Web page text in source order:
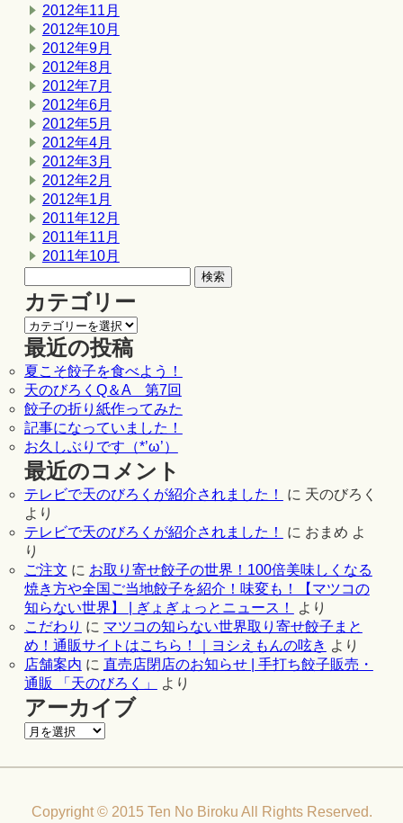
2012年11月
2012年10月
2012年9月
2012年8月
2012年7月
2012年6月
2012年5月
2012年4月
2012年3月
2012年2月
2012年1月
2011年12月
2011年11月
2011年10月
カテゴリー
最近の投稿
夏こそ餃子を食べよう！
天のびろくQ＆A 第7回
餃子の折り紙作ってみた
記事になっていました！
お久しぶりです（*’ω’）
最近のコメント
テレビで天のびろくが紹介されました！ に 天のびろく
より
テレビで天のびろくが紹介されました！
に おまめ よ
り
ご注文 に お取り寄せ餃子の世界！100倍美味しくなる
焼き方や全国ご当地餃子を紹介！味変も！【マツコの
知らない世界】 | ぎょぎょっとニュース！
より
こだわり に マツコの知らない世界取り寄せ餃子まと
め！通販サイトはこちら！｜ヨシえもんの呟き より
店舗案内 に 直売店閉店のお知らせ | 手打ち餃子販売・
通販 「天のびろく」
より
アーカイブ
Copyright © 2015 Ten No Biroku All Rights Reserved.